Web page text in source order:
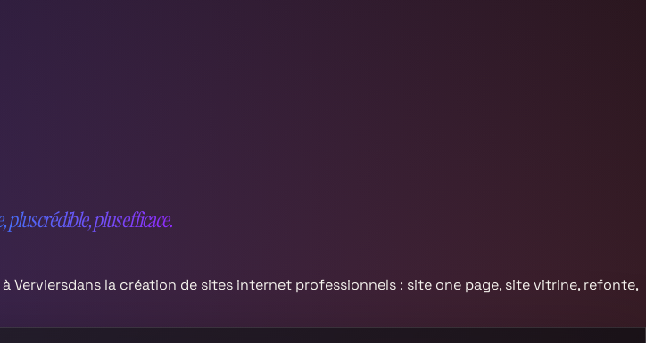
plus crédible, plus efficace.
Verviersdans la création de sites internet professionnels : site one page, site vitrine, refonte,